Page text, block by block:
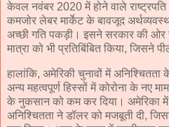
केवल नवंबर 2020 में होने वाले राष्ट्रपति
कमजोर लेबर मार्केट के बावजूद
अच्छी गति पकड़ी। इसने सरकार की ओर
मात्रा को भी प्रतिबिंबित किया, जिसने
हालांकि, अमेरिकी चुनावों में
अन्य महत्वपूर्ण हिस्सों में कोरोना के नए
के नुकसान को कम कर दिया। अमेरिका में
अनिश्चितता ने डॉलर को मजबूती दी,